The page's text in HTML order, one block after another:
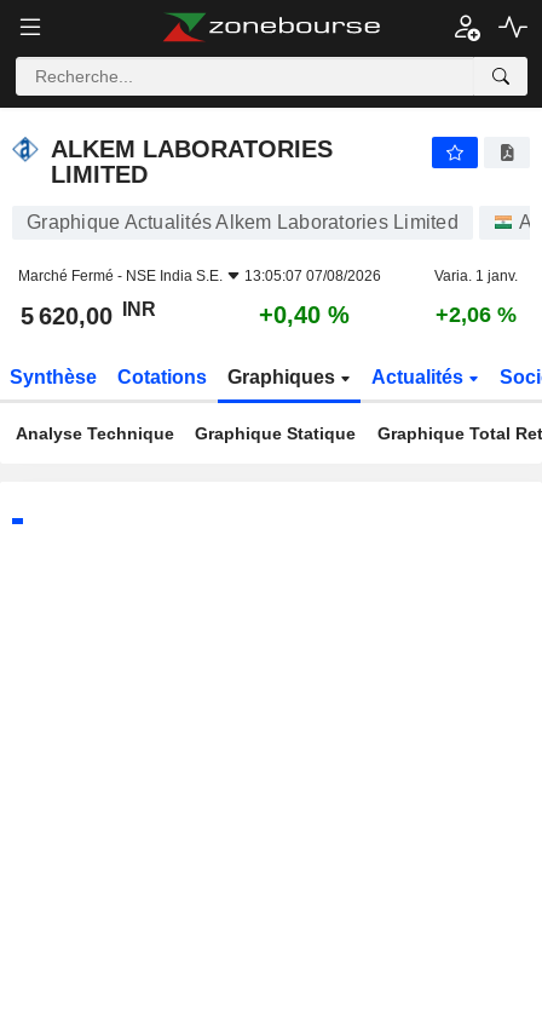
ALKEM LABORATORIES
LIMITED
Graphique Actualités Alkem Laboratories Limited
Marché Fermé - NSE India S.E. 13:05:07 07/08/2026 Varia. 1 janv.
5 620,00 INR +0,40 % +2,06 %
Synthèse Cotations Graphiques Actualités
Analyse Technique Graphique Statique Graphique Total